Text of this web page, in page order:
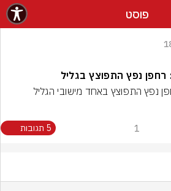
פוסט
נפץ התפוצץ בגליל
מבלי שהופעלו התרעות: רחפן נפץ התפוצץ באחד מישובי הגליל
1 5 תגובות